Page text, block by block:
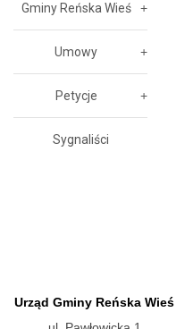
Gminy Reńska Wieś
Umowy
Petycje
Sygnaliści
Urząd Gminy Reńska Wieś